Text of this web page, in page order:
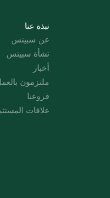
نبذة عنا
عن سبينس
نشأة سبينس
أخبار
ملتزمون
فروعنا
علاقات